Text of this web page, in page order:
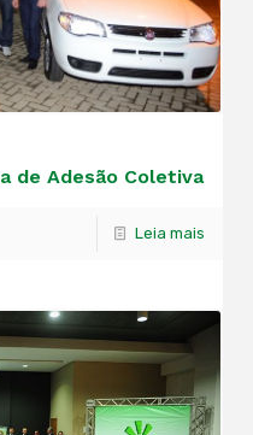
de Adesão Coletiva
Leia mais